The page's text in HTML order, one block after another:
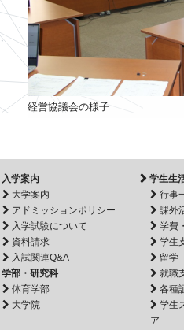
経営協議会の様子
入学案内
大学案内
アドミッションポリシー
入学試験について
資料請求
入試関連Q&A
学部・研究科
体育学部
大学院
学生生
行事
課外
学費
学生
留学
就職
各種
学生
ア